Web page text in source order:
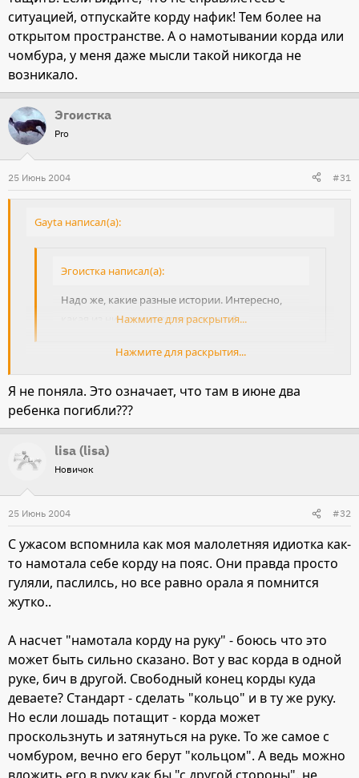
ситуацией, отпускайте корду нафик! Тем более на
открытом пространстве. А о намотывании корда или
чомбура, у меня даже мысли такой никогда не
возникало.
Эгоистка
Pro
25 Июнь 2004 #31
Gayta написал(а):
Эгоистка написал(а):
Надо же, какие разные истории. Интересно,
какая из них соответствует истине?
Нажмите для раскрытия...
э-э-э... да любая, насколько я их знаю.
Нажмите для раскрытия...
Я не поняла. Это означает, что там в июне два
ребенка погибли???
lisa (lisa)
Новичок
25 Июнь 2004 #32
С ужасом вспомнила как моя малолетняя идиотка как-
то намотала себе корду на пояс. Они правда просто
гуляли, паслилсь, но все равно орала я помнится
жутко..
А насчет "намотала корду на руку" - боюсь что это
может быть сильно сказано. Вот у вас корда в одной
руке, бич в другой. Свободный конец корды куда
деваете? Стандарт - сделать "кольцо" и в ту же руку.
Но если лошадь потащит - корда может
проскользнуть и затянуться на руке. То же самое с
чомбуром, вечно его берут "кольцом". А ведь можно